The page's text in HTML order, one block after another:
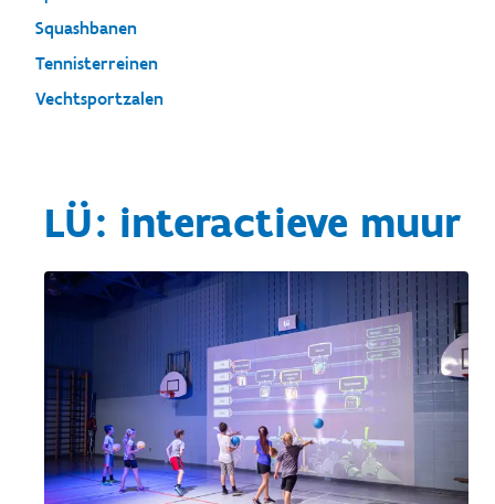
Squashbanen
Tennisterreinen
Vechtsportzalen
LÜ: interactieve muur